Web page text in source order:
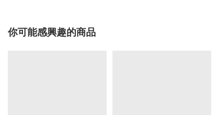
你可能感興趣的商品